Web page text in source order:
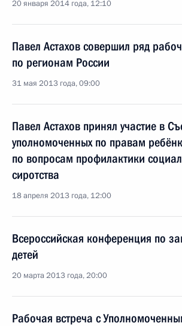
20 января 2014 года, 12:10
Павел Астахов совершил ряд
по регионам России
31 мая 2013 года, 09:00
Павел Астахов принял участие в
уполномоченных по правам
по вопросам профилактики
сиротства
18 апреля 2013 года, 12:00
Всероссийская конференция по
детей
20 марта 2013 года, 20:00
Рабочая встреча с